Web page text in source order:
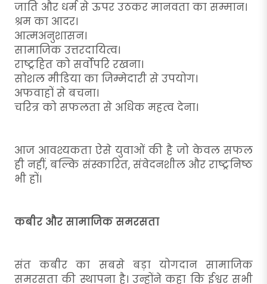
जाति और धर्म से ऊपर उठकर मानवता का सम्मान।
श्रम का आदर।
आत्मअनुशासन।
सामाजिक उत्तरदायित्व।
राष्ट्रहित को सर्वोपरि रखना।
सोशल मीडिया का जिम्मेदारी से उपयोग।
अफवाहों से बचना।
चरित्र को सफलता से अधिक महत्व देना।
आज आवश्यकता ऐसे युवाओं की है जो केवल सफल
ही नहीं, बल्कि संस्कारित, संवेदनशील और राष्ट्रनिष्ठ
भी हों।
कबीर और सामाजिक समरसता
संत कबीर का सबसे बड़ा योगदान सामाजिक
समरसता की स्थापना है। उन्होंने कहा कि ईश्वर सभी